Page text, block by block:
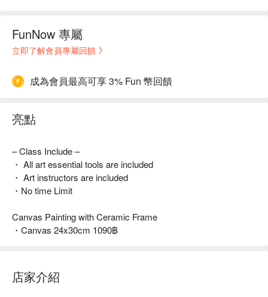
FunNow 專屬
立即了解會員專屬回饋
成為會員最高可享 3% Fun 幣回饋
亮點
– Class Include –
・ All art essential tools are included
・ Art instructors are included
・No time Limit
Canvas Painting with Ceramic Frame
・Canvas 24x30cm 1090฿
店家介紹